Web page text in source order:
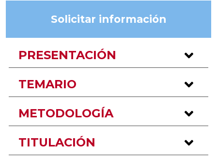
Solicitar información
PRESENTACIÓN
TEMARIO
METODOLOGÍA
TITULACIÓN